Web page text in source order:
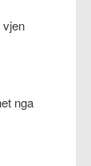
vjen
nga